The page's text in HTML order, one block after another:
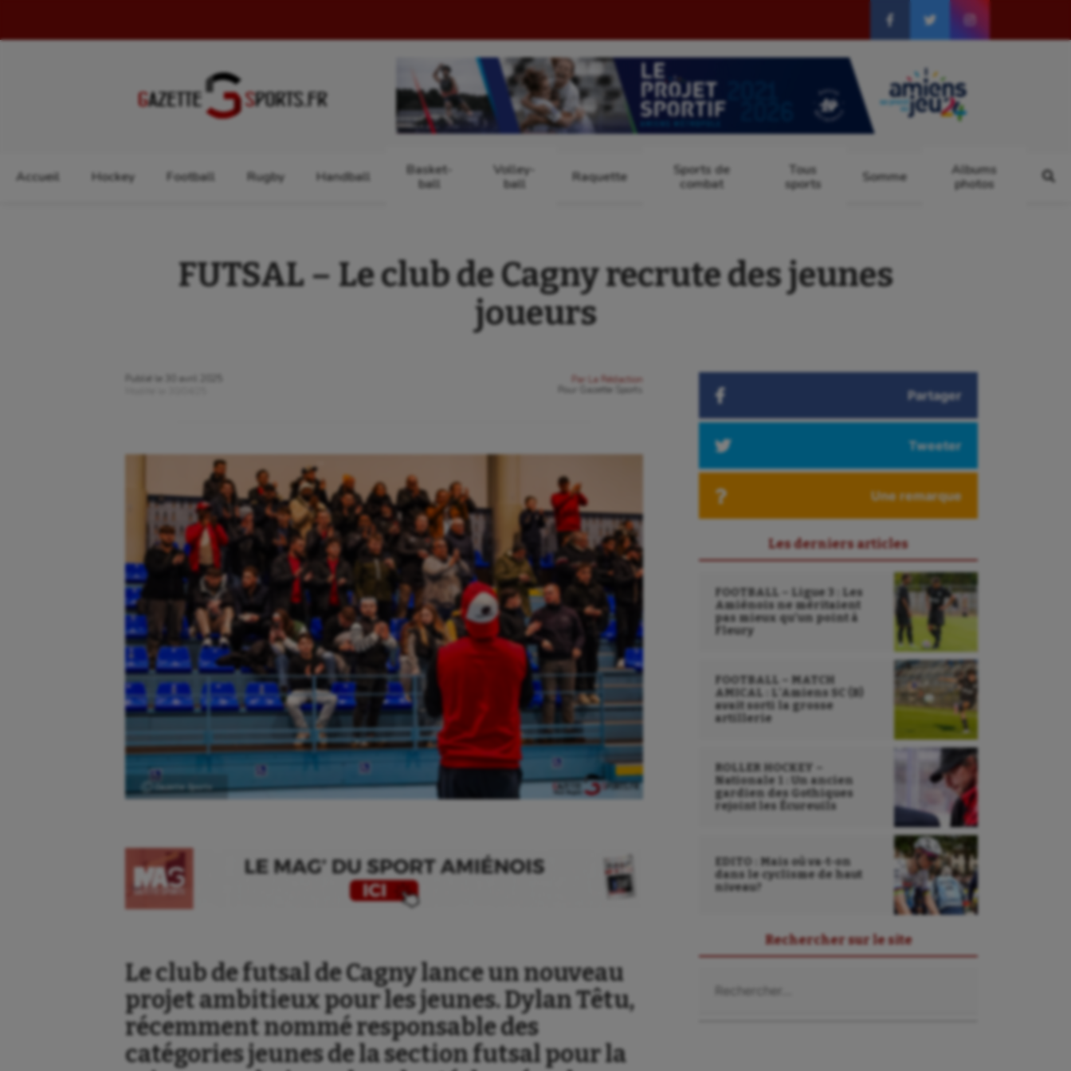
Accueil Hockey Football Rugby Handball
Basket-
ball
Volley-
ball
Raquette
Sports de
combat
Tous
sports
Somme
Albums
photos
Aéronautique
Athlétisme
Auto
Danse
Equitation
Escalade
Kayak-polo
Longue paume
Sarbacane
FUTSAL – Le club de Cagny recrute des jeunes
joueurs
Publié le
30 avril 2025
Par
La Rédaction
Gazette Sports
Ⓒ Gazette Sports
Le club de futsal de Cagny lance un nouveau
projet ambitieux pour les jeunes. Dylan Têtu,
récemment nommé responsable des
catégories jeunes de la section futsal pour la
Partager
Tweeter
Une remarque
Les derniers articles
FOOTBALL – Ligue 3 : Les
Amiénois ne méritaient
pas mieux qu’un point à
Fleury
FOOTBALL – MATCH
AMICAL : L’Amiens SC (B)
avait sorti la grosse
artillerie
ROLLER HOCKEY –
Nationale 1 : Un ancien
gardien des Gothiques
rejoint les Écureuils
EDITO : Mais où va-t-on
dans le cyclisme de haut
niveau?
Rechercher sur le site